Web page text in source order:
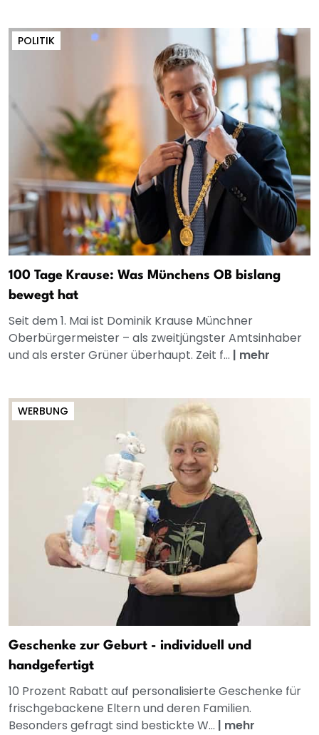
POLITIK
100 Tage Krause: Was Münchens OB bislang
bewegt hat
Seit dem 1. Mai ist Dominik Krause Münchner
Oberbürgermeister – als zweitjüngster Amtsinhaber
und als erster Grüner überhaupt. Zeit f... | mehr
WERBUNG
Geschenke zur Geburt - individuell und
handgefertigt
10 Prozent Rabatt auf personalisierte Geschenke für
frischgebackene Eltern und deren Familien.
Besonders gefragt sind bestickte W... | mehr